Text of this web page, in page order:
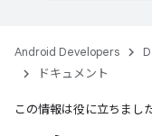
Android Developers
ドキュメント
この情報は役に立ちまし